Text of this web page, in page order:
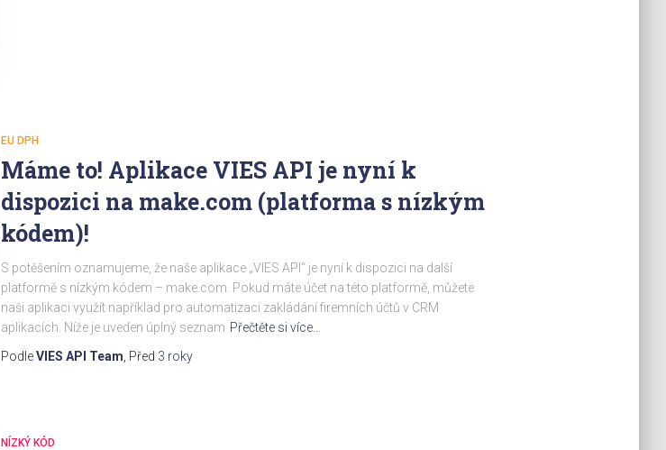
EU DPH
Máme to! Aplikace VIES API je nyní k
dispozici na make.com (platforma s nízkým
kódem)!
S potěšením oznamujeme, že naše aplikace „VIES API“ je nyní k dispozici na další
platformě s nízkým kódem – make.com. Pokud máte účet na této platformě, můžete
naši aplikaci využít například pro automatizaci zakládání firemních účtů v CRM
aplikacích. Níže je uveden úplný seznam Přečtěte si více…
PodleVIES API Team , Před 3 roky
NÍZKÝ KÓD